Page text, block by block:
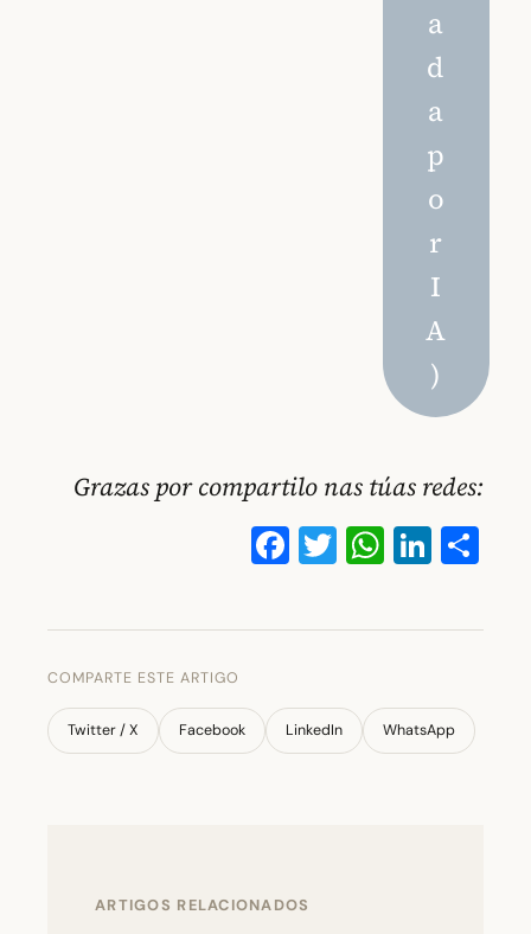
a
d
a
p
o
r
I
A
)
Grazas por compartilo nas túas redes:
Facebook
Twitter
COMPARTE ESTE ARTIGO
Twitter / X Facebook LinkedIn WhatsApp
ARTIGOS RELACIONADOS